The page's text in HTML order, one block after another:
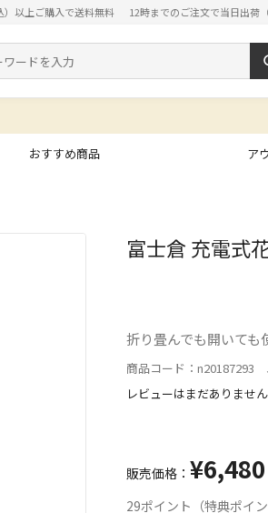
）以上ご購入で送料無料 12時までのご注文で当日出荷（
ついて
おすすめ商品 ア
富士倉 充電式
折り畳んでも開いても
商品コード：n20187293
レビューはまだありません
販売価格： ¥6,480
29ポイント（特典ポイン